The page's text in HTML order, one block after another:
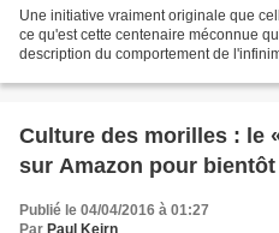
Une initiative vraiment originale que
ce qu'est cette centenaire méconnue
description du comportement de
Culture des morilles : le
sur Amazon pour bientôt
Publié le 04/04/2016 à 01:27
Par Paul Keirn